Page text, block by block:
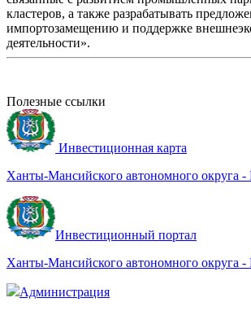
кластеров, а также разрабатывать
импортозамещению и поддержке
деятельности».
Полезные ссылки
Инвестиционная карта
Ханты-Мансийского автономного округа
Инвестиционный портал
Ханты-Мансийского автономного округа
Администрация